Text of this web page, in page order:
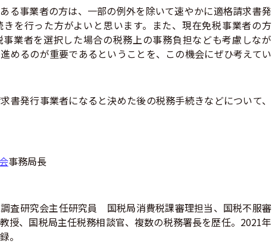
る事業者の方は、一部の例外を除いて速やかに適格請求書発
を行った方がよいと思います。また、現在免税事業者の方
業者を選択した場合の税務上の事務負担なども考慮しなが
めるのが重要であるということを、この機会にぜひ考えてい
書発行事業者になると決めた後の税務手続きなどについて、
事務局長
査研究会主任研究員 国税局消費税課審理担当、国税不服審
授、国税局主任税務相談官、複数の税務署長を歴任。2021年
。